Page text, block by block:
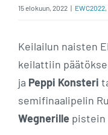
15 elokuun, 2022 | EWC2022,
Keilailun naisten
keilattiin
ja Peppi Konsteri
semifinaalipelin
Wegnerille pistein